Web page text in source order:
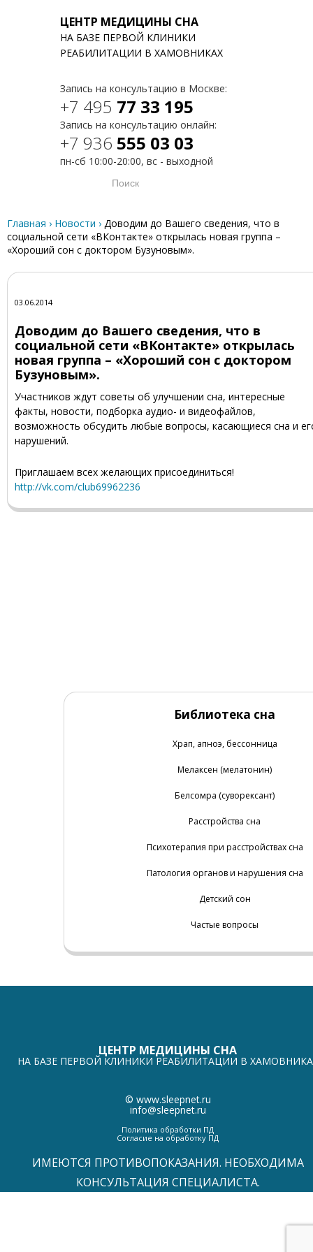
ЦЕНТР МЕДИЦИНЫ СНА
НА БАЗЕ ПЕРВОЙ КЛИНИКИ
РЕАБИЛИТАЦИИ В ХАМОВНИКАХ
Запись на консультацию в Москве:
+7 495 77 33 195
Запись на консультацию онлайн:
+7 936 555 03 03
пн-сб 10:00-20:00, вс - выходной
Главная › Новости › Доводим до Вашего сведения, что в
социальной сети «ВКонтакте» открылась новая группа –
«Хороший сон с доктором Бузуновым».
03.06.2014
Доводим до Вашего сведения, что в
социальной сети «ВКонтакте» открылась
новая группа – «Хороший сон с доктором
Бузуновым».
Участников ждут советы об улучшении сна, интересные
факты, новости, подборка аудио- и видеофайлов,
возможность обсудить любые вопросы, касающиеся сна и
нарушений.
Приглашаем всех желающих присоединиться!
http://vk.com/club69962236
Библиотека сна
Храп, апноэ, бессонница
Мелаксен (мелатонин)
Белсомра (суворексант)
Расстройства сна
Психотерапия при расстройствах сна
Патология органов и нарушения сна
Детский сон
Частые вопросы
ЦЕНТР МЕДИЦИНЫ СНА
НА БАЗЕ ПЕРВОЙ КЛИНИКИ РЕАБИЛИТАЦИИ В
© www.sleepnet.ru
info@sleepnet.ru
Политика обработки ПД
Согласие на обработку ПД
ИМЕЮТСЯ ПРОТИВОПОКАЗАНИЯ. НЕОБХОДИМА
КОНСУЛЬТАЦИЯ СПЕЦИАЛИСТА.